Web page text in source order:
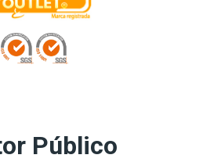
Público